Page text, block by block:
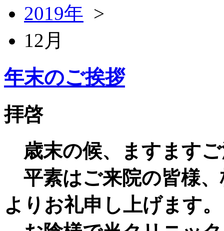
2019年 >
12月
年末のご挨拶
拝啓
歳末の候、ますます
平素はご来院の皆様
よりお礼申し上げます。